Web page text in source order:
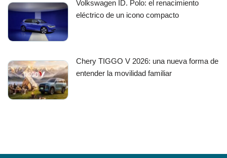
Volkswagen ID. Polo: el renacimiento
eléctrico de un icono compacto
Chery TIGGO V 2026: una nueva forma de
entender la movilidad familiar